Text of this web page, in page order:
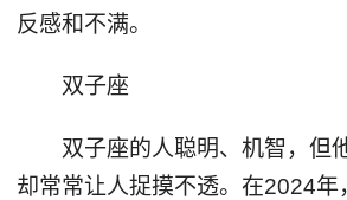
反感和不满。
双子座
双子座的人聪明、机智，但
却常常让人捉摸不透。在2024年